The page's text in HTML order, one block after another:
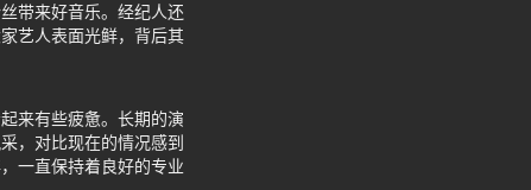
带来好音乐。经纪人还
艺人表面光鲜，背后其
来有些疲惫。长期的演
，对比现在的情况感到
一直保持着良好的专业